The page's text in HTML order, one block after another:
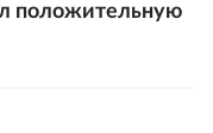
положительную